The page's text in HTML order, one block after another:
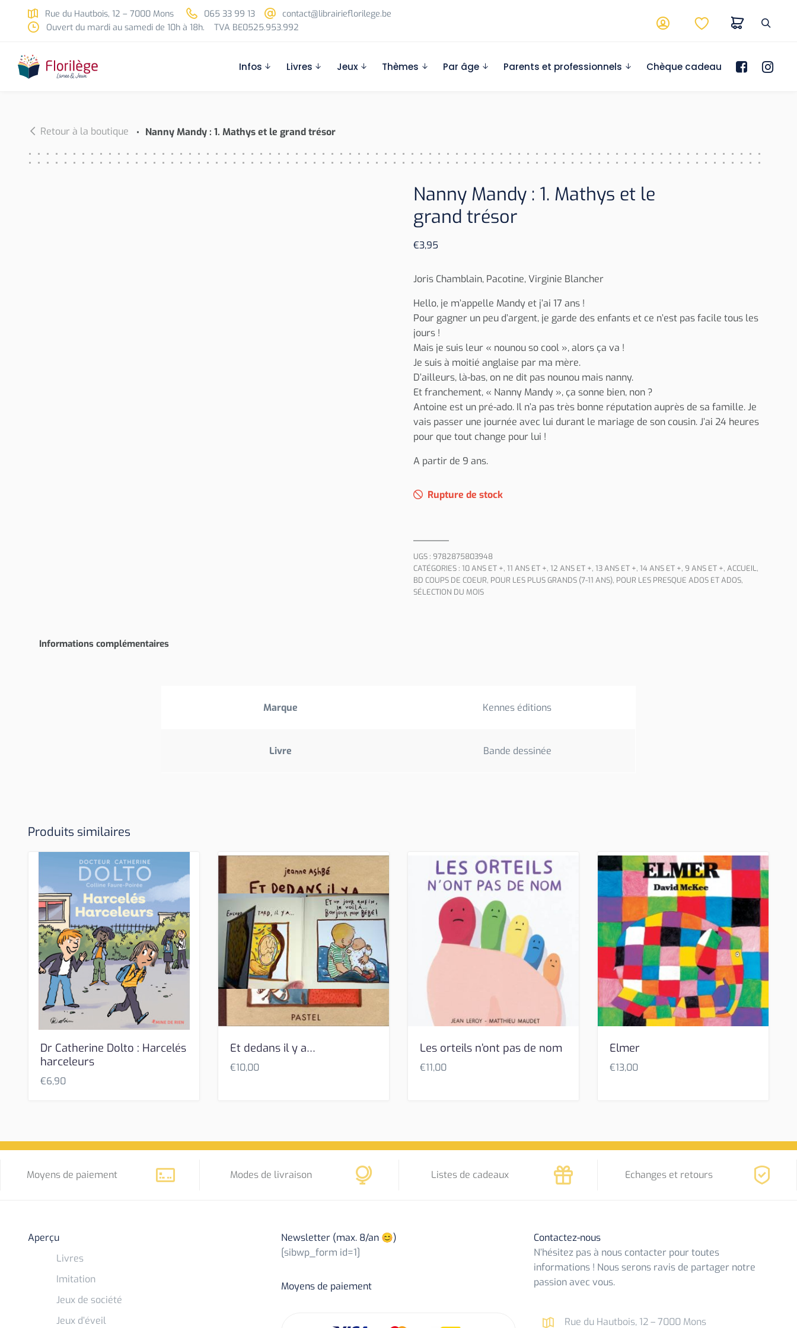
Skip to main content
Rue du Hautbois, 12 – 7000 Mons 065 33 99 13
contact@librairieflorilege.be
Ouvert du mardi au samedi de 10h à 18h.
TVA BE0525.953.992
Infos Livres Jeux Thèmes Par âge Parents et professionnels Chèque cadeau
Retour à la boutique Nanny Mandy : 1. Mathys et le grand trésor
Nanny Mandy : 1. Mathys et le
grand trésor
€3,95
Joris Chamblain, Pacotine, Virginie Blancher
Hello, je m’appelle Mandy et j’ai 17 ans !
Pour gagner un peu d’argent, je garde des enfants et ce n’est pas facile tous les
jours !
Mais je suis leur « nounou so cool », alors ça va !
Je suis à moitié anglaise par ma mère.
D’ailleurs, là-bas, on ne dit pas nounou mais nanny.
Et franchement, « Nanny Mandy », ça sonne bien, non ?
Antoine est un pré-ado. Il n’a pas très bonne réputation auprès de sa famille. Je
vais passer une journée avec lui durant le mariage de son cousin. J’ai 24 heures
pour que tout change pour lui !
A partir de 9 ans.
Rupture de stock
UGS : 9782875803948
CATÉGORIES : 10 ANS ET +, 11 ANS ET +, 12 ANS ET +, 13 ANS ET +, 14 ANS ET +, 9 ANS ET +, ACCUEIL,
BD COUPS DE COEUR, POUR LES PLUS GRANDS (7-11 ANS), POUR LES PRESQUE ADOS ET ADOS,
SÉLECTION DU MOIS
Informations complémentaires
Marque Kennes éditions
Livre Bande dessinée
Produits similaires
Dr Catherine Dolto : Harcelés
harceleurs
€6,90
Et dedans il y a…
€10,00
Les orteils n’ont pas de nom
€11,00
Elmer
€13,00
Moyens de paiement Modes de livraison Listes de cadeaux Echanges et retours
Aperçu
Livres
Imitation
Jeux de société
Jeux d’éveil
Newsletter (max. 8/an 😊)
[sibwp_form id=1]
Moyens de paiement
Contactez-nous
N’hésitez pas à nous contacter pour toutes
informations ! Nous serons ravis de partager notre
passion avec vous.
Rue du Hautbois, 12 – 7000 Mons